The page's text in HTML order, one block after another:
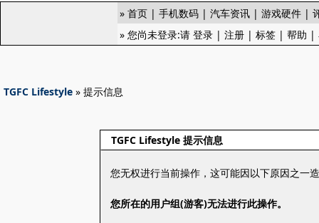
» 首页 | 手机数码 | 汽车资讯 | 游戏硬件 |
» 您尚未登录:请 登录 | 注册 | 标签 | 帮助 |
TGFC Lifestyle » 提示信息
TGFC Lifestyle 提示信息
您无权进行当前操作，这可能因以下原因之一
您所在的用户组(游客)无法进行此操作。